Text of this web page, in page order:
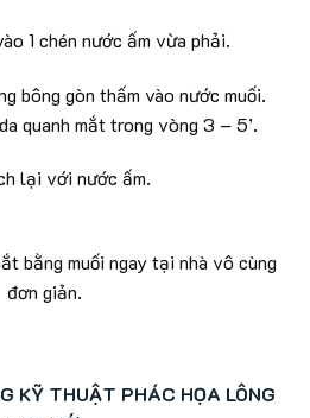
1 chén nước ấm vừa phải.
bông gòn thấm vào nước muối.
quanh mắt trong vòng 3 – 5’.
lại với nước ấm.
bằng muối ngay tại nhà vô cùng
đơn giản.
KỸ THUẬT PHÁC HỌA LÔNG